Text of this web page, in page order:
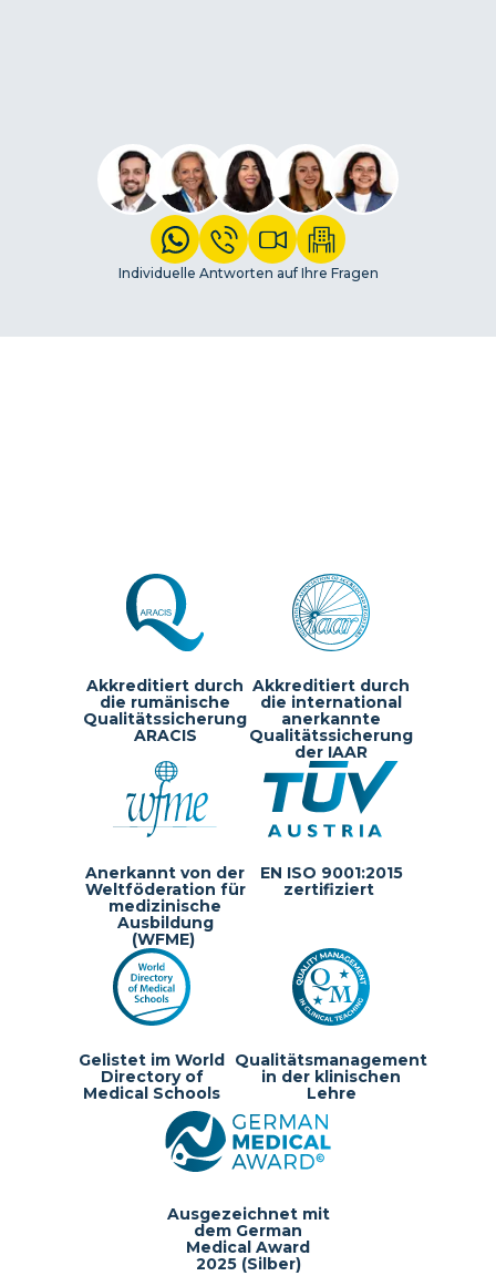
Individuelle Antworten auf Ihre Fragen
Akkreditiert durch
die rumänische
Qualitätssicherung
ARACIS
Akkreditiert durch
die international
anerkannte
Qualitätssicherung
der IAAR
Anerkannt von der
Weltföderation für
medizinische
Ausbildung
(WFME)
EN ISO 9001:2015
zertifiziert
Gelistet im World
Directory of
Medical Schools
Qualitätsmanagement
in der klinischen
Lehre
Ausgezeichnet mit
dem German
Medical Award
2025 (Silber)